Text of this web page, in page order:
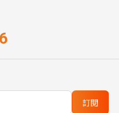
訂閱